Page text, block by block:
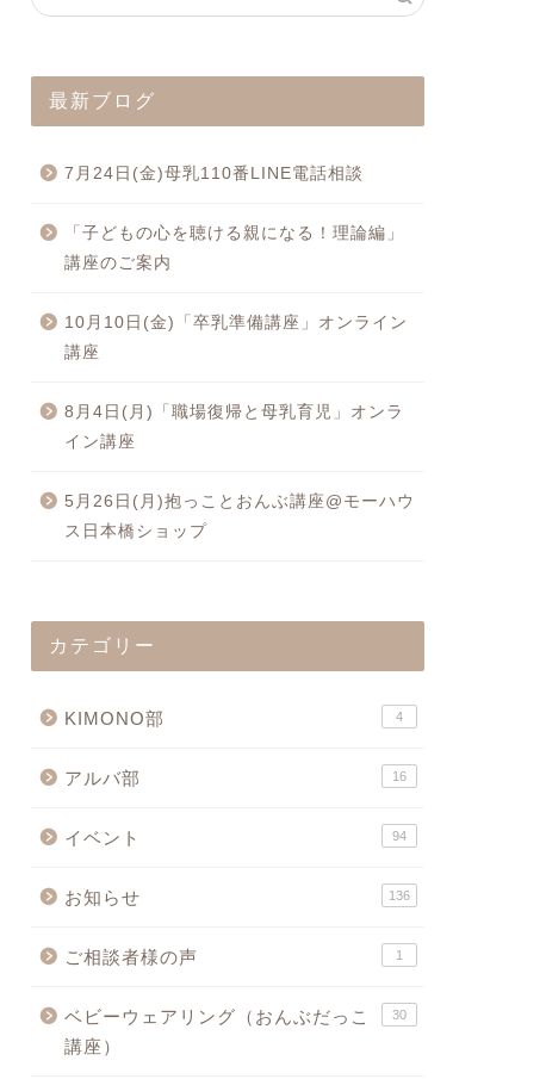
最新ブログ
7月24日(金)母乳110番LINE電話相談
「子どもの心を聴ける親になる！理論編」
講座のご案内
10月10日(金)「卒乳準備講座」オンライン
講座
8月4日(月)「職場復帰と母乳育児」オンラ
イン講座
5月26日(月)抱っことおんぶ講座@モーハウ
ス日本橋ショップ
カテゴリー
KIMONO部 4
アルバ部 16
イベント 94
お知らせ 136
ご相談者様の声 1
ベビーウェアリング（おんぶだっこ
講座）
30